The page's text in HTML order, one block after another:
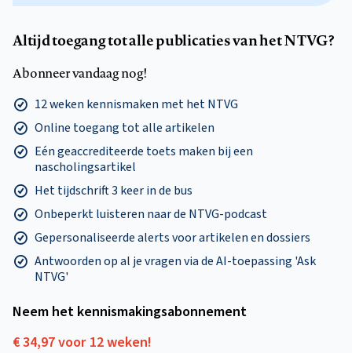
Altijd toegang tot alle publicaties van het NTVG?
Abonneer vandaag nog!
12 weken kennismaken met het NTVG
Online toegang tot alle artikelen
Eén geaccrediteerde toets maken bij een
nascholingsartikel
Het tijdschrift 3 keer in de bus
Onbeperkt luisteren naar de NTVG-podcast
Gepersonaliseerde alerts voor artikelen en dossiers
Antwoorden op al je vragen via de AI-toepassing 'Ask
NTVG'
Neem het kennismakings­abonnement
€ 34,97 voor 12 weken!